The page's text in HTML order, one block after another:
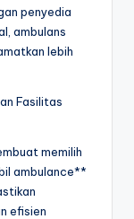
penyedia
ambulans
lebih
Fasilitas
memilih
ambulance**
efisien